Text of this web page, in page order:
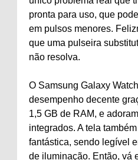
pronta para uso, que
em pulsos menores.
que uma pulseira
não resolva.
O Samsung Galaxy
desempenho decente
1,5 GB de RAM, e
integrados. A tela
fantástica, sendo legível
de iluminação. Então, vá